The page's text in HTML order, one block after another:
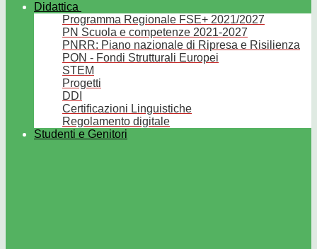
Didattica
Programma Regionale FSE+ 2021/2027
PN Scuola e competenze 2021-2027
PNRR: Piano nazionale di Ripresa e Risilienza
PON - Fondi Strutturali Europei
STEM
Progetti
DDI
Certificazioni Linguistiche
Regolamento digitale
Studenti e Genitori